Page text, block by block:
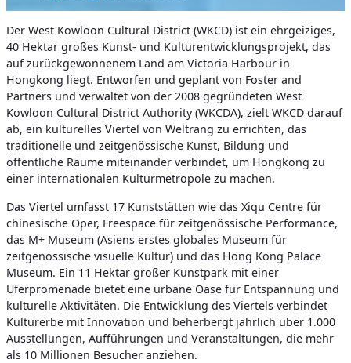
Der West Kowloon Cultural District (WKCD) ist ein ehrgeiziges,
40 Hektar großes Kunst- und Kulturentwicklungsprojekt, das
auf zurückgewonnenem Land am Victoria Harbour in
Hongkong liegt. Entworfen und geplant von Foster and
Partners und verwaltet von der 2008 gegründeten West
Kowloon Cultural District Authority (WKCDA), zielt WKCD darauf
ab, ein kulturelles Viertel von Weltrang zu errichten, das
traditionelle und zeitgenössische Kunst, Bildung und
öffentliche Räume miteinander verbindet, um Hongkong zu
einer internationalen Kulturmetropole zu machen.
Das Viertel umfasst 17 Kunststätten wie das Xiqu Centre für
chinesische Oper, Freespace für zeitgenössische Performance,
das M+ Museum (Asiens erstes globales Museum für
zeitgenössische visuelle Kultur) und das Hong Kong Palace
Museum. Ein 11 Hektar großer Kunstpark mit einer
Uferpromenade bietet eine urbane Oase für Entspannung und
kulturelle Aktivitäten. Die Entwicklung des Viertels verbindet
Kulturerbe mit Innovation und beherbergt jährlich über 1.000
Ausstellungen, Aufführungen und Veranstaltungen, die mehr
als 10 Millionen Besucher anziehen.